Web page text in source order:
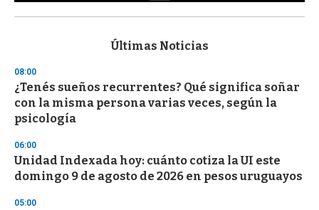
s
d
s
o
f
3
s
e
c
o
d
Últimas Noticias
08:00
¿Tenés sueños recurrentes? Qué significa soñar
con la misma persona varias veces, según la
psicología
06:00
Unidad Indexada hoy: cuánto cotiza la UI este
domingo 9 de agosto de 2026 en pesos uruguayos
05:00